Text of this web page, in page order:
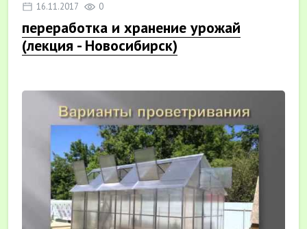
16.11.2017 0
переработка и хранение урожай
(лекция - Новосибирск)